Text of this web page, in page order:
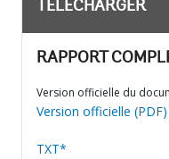
TÉLÉCHARGER
RAPPORT
Version officielle du
Version officielle (PDF)
TXT*